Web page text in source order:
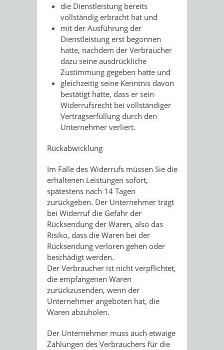
die Dienstleistung bereits
vollständig erbracht hat und
mit der Ausführung der
Dienstleistung erst begonnen
hatte, nachdem der Verbraucher
dazu seine ausdrückliche
Zustimmung gegeben hatte und
gleichzeitig seine Kenntnis davon
bestätigt hatte, dass er sein
Widerrufsrecht bei vollständiger
Vertragserfüllung durch den
Unternehmer verliert.
Rückabwicklung
Im Falle des Widerrufs müssen Sie die
erhaltenen Leistungen sofort,
spätestens nach 14 Tagen
zurückgeben. Der Unternehmer trägt
bei Widerruf die Gefahr der
Rücksendung der Waren, also das
Risiko, dass die Waren bei der
Rücksendung verloren gehen oder
beschädigt werden.
Der Verbraucher ist nicht verpflichtet,
die empfangenen Waren
zurückzusenden, wenn der
Unternehmer angeboten hat, die
Waren abzuholen.
Der Unternehmer muss auch etwaige
Zahlungen des Verbrauchers für die